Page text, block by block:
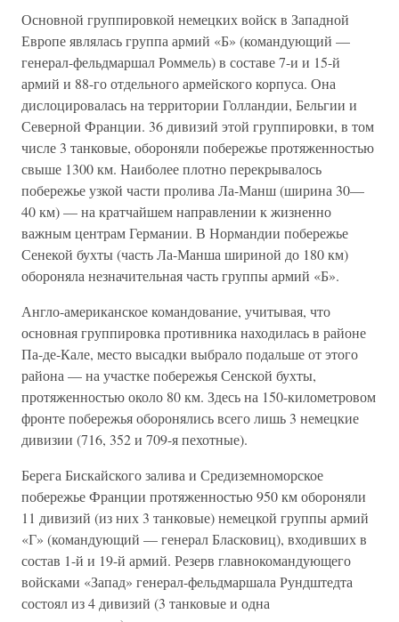
Основной группировкой немецких войск в Западной
Европе являлась группа армий «Б» (командующий —
генерал-фельдмаршал Роммель) в составе 7-и и 15-й
армий и 88-го отдельного армейского корпуса. Она
дислоцировалась на территории Голландии, Бельгии и
Северной Франции. 36 дивизий этой группировки, в том
числе 3 танковые, обороняли побережье протяженностью
свыше 1300 км. Наиболее плотно перекрывалось
побережье узкой части пролива Ла-Манш (ширина 30—
40 км) — на кратчайшем направлении к жизненно
важным центрам Германии. В Нормандии побережье
Сенекой бухты (часть Ла-Манша шириной до 180 км)
обороняла незначительная часть группы армий «Б».
Англо-американское командование, учитывая, что
основная группировка противника находилась в районе
Па-де-Кале, место высадки выбрало подальше от этого
района — на участке побережья Сенской бухты,
протяженностью около 80 км. Здесь на 150-километровом
фронте побережья оборонялись всего лишь 3 немецкие
дивизии (716, 352 и 709-я пехотные).
Берега Бискайского залива и Средиземноморское
побережье Франции протяженностью 950 км обороняли
11 дивизий (из них 3 танковые) немецкой группы армий
«Г» (командующий — генерал Бласковиц), входивших в
состав 1-й и 19-й армий. Резерв главнокомандующего
войсками «Запад» генерал-фельдмаршала Рундштедта
состоял из 4 дивизий (3 танковые и одна